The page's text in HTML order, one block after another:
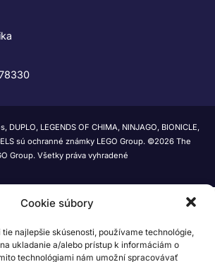
Cookie súbory
najlepšie skúsenosti, používame technológie,
ukladanie a/alebo prístup k informáciám o
technológiami nám umožní spracovávať
DUPLO, LEGENDS OF CHIMA, NINJAGO, BIONICLE,
sú ochranné známky LEGO Group. ©2026 The
Group. Všetky práva vyhradené